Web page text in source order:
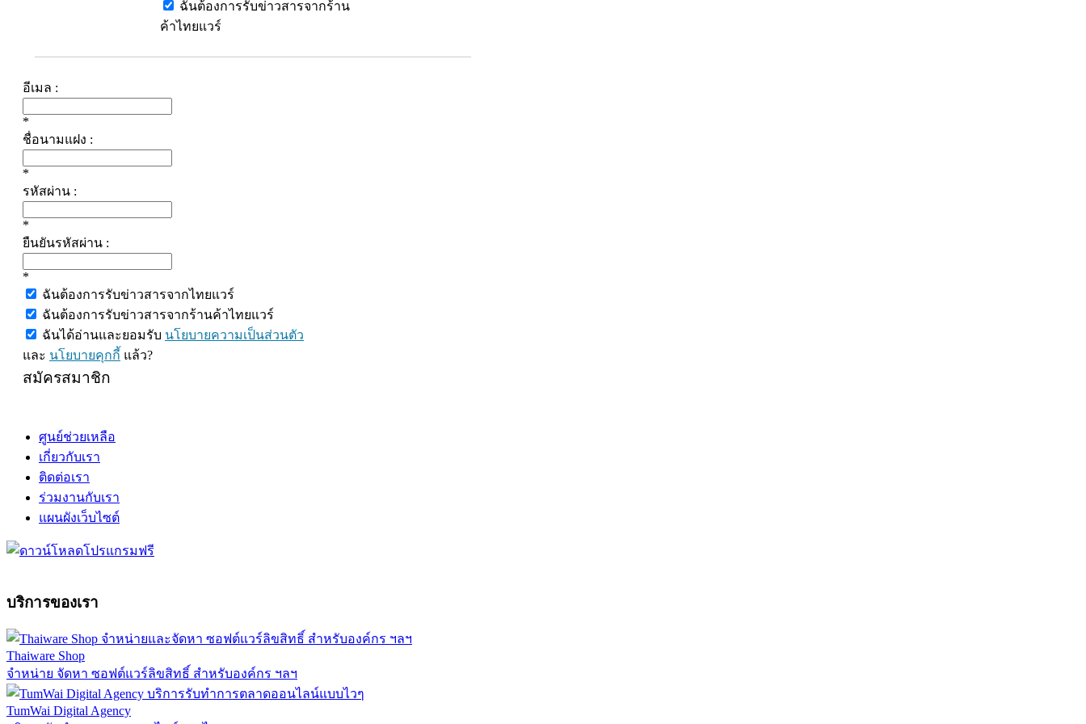
ฉันต้องการรับข่าวสารจากร้าน
ค้าไทยแวร์
อีเมล :
*
ชื่อนามแฝง :
*
รหัสผ่าน :
*
ยืนยันรหัสผ่าน :
*
ฉันต้องการรับข่าวสารจากไทยแวร์
ฉันต้องการรับข่าวสารจากร้านค้าไทยแวร์
ฉันได้อ่านและยอมรับ นโยบายความเป็นส่วนตัว
และ นโยบายคุกกี้ แล้ว?
สมัครสมาชิก
ศูนย์ช่วยเหลือ
เกี่ยวกับเรา
ติดต่อเรา
ร่วมงานกับเรา
แผนผังเว็บไซต์
บริการของเรา
Thaiware Shop
จำหน่าย จัดหา ซอฟต์แวร์ลิขสิทธิ์ สำหรับองค์กร ฯลฯ
TumWai Digital Agency